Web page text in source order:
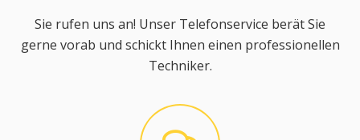
Sie rufen uns an! Unser Telefonservice berät Sie
gerne vorab und schickt Ihnen einen professionellen
Techniker.